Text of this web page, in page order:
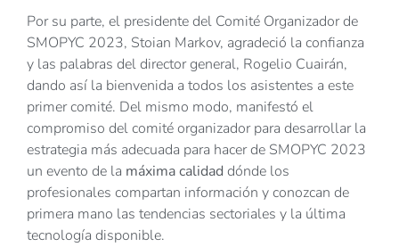
Por su parte, el presidente del Comité Organizador de
SMOPYC 2023, Stoian Markov, agradeció la confianza
y las palabras del director general, Rogelio Cuairán,
dando así la bienvenida a todos los asistentes a este
primer comité. Del mismo modo, manifestó el
compromiso del comité organizador para desarrollar la
estrategia más adecuada para hacer de SMOPYC 2023
un evento de la máxima calidad dónde los
profesionales compartan información y conozcan de
primera mano las tendencias sectoriales y la última
tecnología disponible.